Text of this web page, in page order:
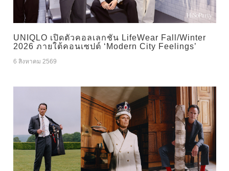
UNIQLO เปิดตัวคอลเลกชัน LifeWear Fall/Winter
2026 ภายใต้คอนเซปต์ ‘Modern City Feelings’
6 สิงหาคม 2569